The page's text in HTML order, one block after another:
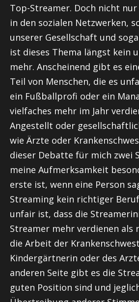
Top-Streamer. Doch nicht
in den sozialen Netzwerken,
unserer Gesellschaft und
ist dieses Thema längst kein
mehr. Anscheinend gibt es
Teil von Menschen, die es
ein Fußballprofi oder ein
vielfaches mehr im Jahr
Angestellt oder
wie Ärzte oder
dieser Debatte für mich zwei
meine Aufmerksamkeit
erste ist, wenn eine Person
Streaming kein richtiger
unfair ist, dass die
Streamer mehr verdienen als
die Arbeit der
Kindergärtnerin oder des
anderen Seite gibt es die
guten Position sind und